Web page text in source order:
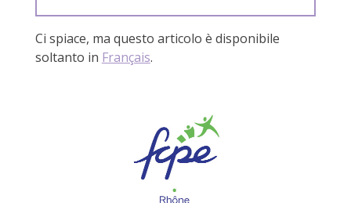
Ci spiace, ma questo articolo è disponibile
soltanto in Français.